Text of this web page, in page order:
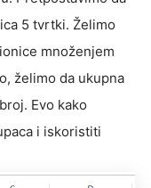
5 tvrtki. Želimo
množenjem
želimo da ukupna
Evo kako
i iskoristiti